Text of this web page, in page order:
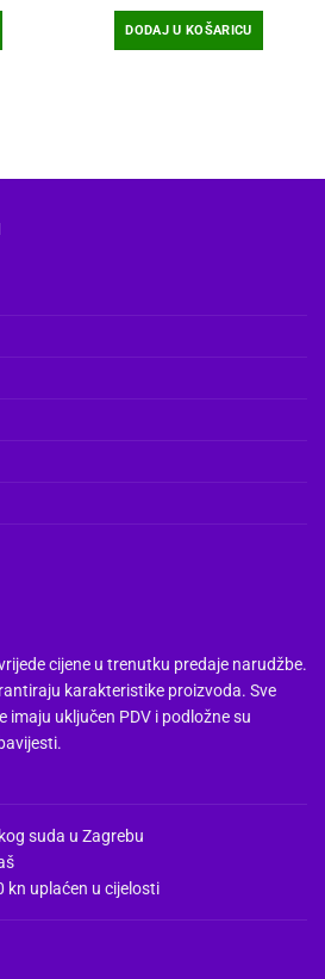
DODAJ U KOŠARICU
cijene u trenutku predaje narudžbe.
karakteristike proizvoda. Sve
imaju uključen PDV i podložne su
suda u Zagrebu
kn uplaćen u cijelosti